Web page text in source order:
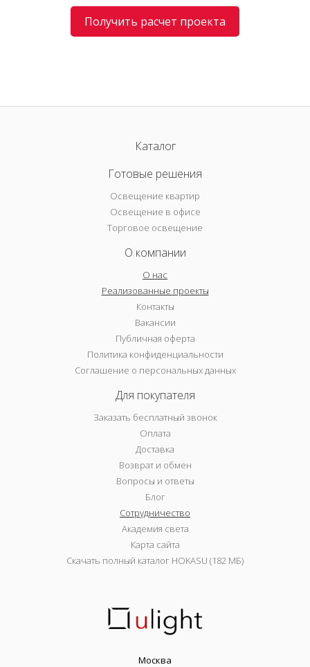
Получить расчет проекта
Каталог
Готовые решения
Освещение квартир
Освещение в офисе
Торговое освещение
О компании
О нас
Реализованные проекты
Контакты
Вакансии
Публичная оферта
Политика конфиденциальности
Соглашение о персональных данных
Для покупателя
Заказать бесплатный звонок
Оплата
Доставка
Возврат и обмен
Вопросы и ответы
Блог
Сотрудничество
Академия света
Карта сайта
Скачать полный каталог HOKASU (182 МБ)
Москва